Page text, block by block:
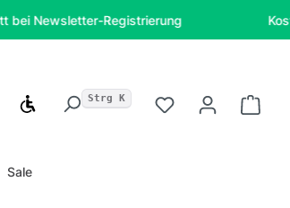
Registrierung
Werkzeugleiste anzeigen
Strg K Du hast 0
Sale